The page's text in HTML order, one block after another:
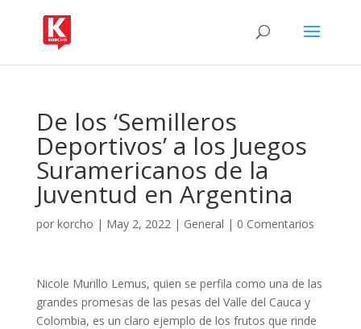
De los ‘Semilleros
Deportivos’ a los Juegos
Suramericanos de la
Juventud en Argentina
por korcho | May 2, 2022| General | 0 Comentarios
Nicole Murillo Lemus, quien se perfila como una de las
grandes promesas de las pesas del Valle del Cauca y
Colombia, es un claro ejemplo de los frutos que rinde